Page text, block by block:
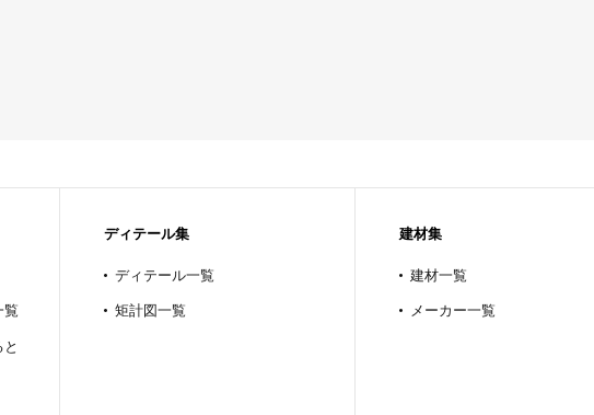
覧
ディテール集
ディテール一覧
矩計図一覧
建材集
建材一覧
メーカー一覧